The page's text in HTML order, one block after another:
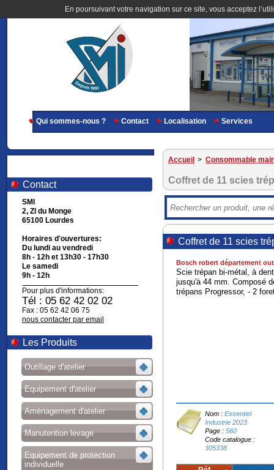
En poursuivant votre navigation sur ce site, vous acceptez
Qui sommes-nous ? Contact Localisation Services
Contact
SMI
2, ZI du Monge
65100 Lourdes
Horaires d'ouvertures:
Du lundi au vendredi
8h - 12h et 13h30 - 17h30
Le samedi
9h - 12h
Pour plus d'informations:
Tél : 05 62 42 02 02
Fax : 05 62 42 06 75
nous contacter par email
Les Produits
Outillage d'atelier
Equipement d'atelier
Aménagement d'atelier
Manutention levage
Equipement de protection
individuelle
Accueil > Consommable
Coffret de 11 scies
Coffret de 11 scies
Bosch robert département
Scie trépan bi-métal, à
jusqu'à 44 mm. Composé
trépans Progressor, - 2
Nom :Essentiel
Industrie 2023
Page :560
Code catalogue :
305338